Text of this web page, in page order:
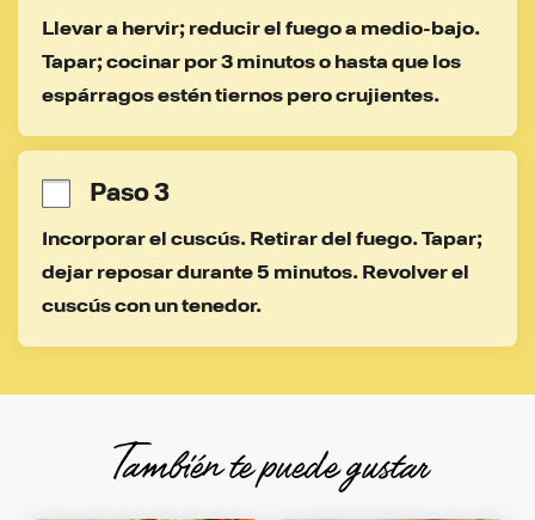
Llevar a hervir; reducir el fuego a medio-bajo.
Tapar; cocinar por 3 minutos o hasta que los
espárragos estén tiernos pero crujientes.
Paso 3
Incorporar el cuscús. Retirar del fuego. Tapar;
dejar reposar durante 5 minutos. Revolver el
cuscús con un tenedor.
También te puede gustar